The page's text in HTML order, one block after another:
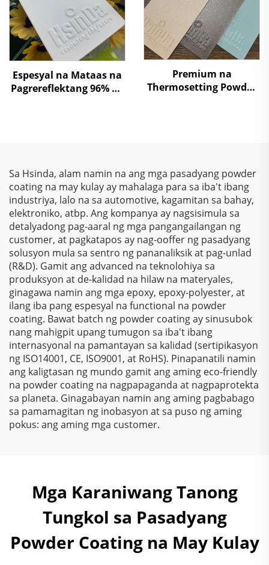
Espesyal na Mataas na
Pagrereflektang 96% na
Premium na
Thermosetting Powder
at Arkitektural na
Aplikasyon
Sa Hsinda, alam namin na ang mga pasadyang powder
coating na may kulay ay mahalaga para sa iba't ibang
industriya, lalo na sa automotive, kagamitan sa bahay,
elektroniko, atbp. Ang kompanya ay nagsisimula sa
detalyadong pag-aaral ng mga pangangailangan ng
customer, at pagkatapos ay nag-ooffer ng pasadyang
solusyon mula sa sentro ng pananaliksik at pag-unlad
(R&D). Gamit ang advanced na teknolohiya sa
produksyon at de-kalidad na hilaw na materyales,
ginagawa namin ang mga epoxy, epoxy-polyester, at
ilang iba pang espesyal na functional na powder
coating. Bawat batch ng powder coating ay sinusubok
nang mahigpit upang tumugon sa iba't ibang
internasyonal na pamantayan sa kalidad (sertipikasyon
ng ISO14001, CE, ISO9001, at RoHS). Pinapanatili namin
ang kaligtasan ng mundo gamit ang aming eco-friendly
na powder coating na nagpapaganda at nagpaprotekta
sa planeta. Ginagabayan namin ang aming pagbabago
sa pamamagitan ng inobasyon at sa puso ng aming
pokus: ang aming mga customer.
Mga Karaniwang Tanong
Tungkol sa Pasadyang
Powder Coating na May Kulay